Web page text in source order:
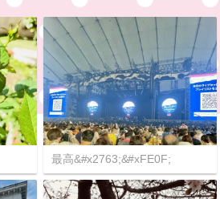
最高&#x2763;&#xFE0F;